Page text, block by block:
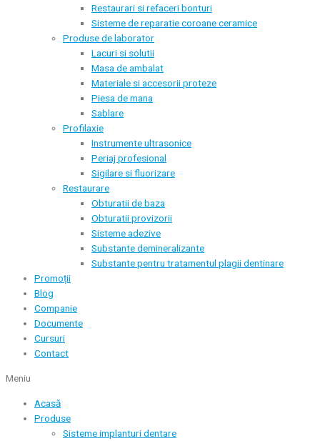
Restaurari si refaceri bonturi
Sisteme de reparatie coroane ceramice
Produse de laborator
Lacuri si solutii
Masa de ambalat
Materiale si accesorii proteze
Piesa de mana
Sablare
Profilaxie
Instrumente ultrasonice
Periaj profesional
Sigilare si fluorizare
Restaurare
Obturatii de baza
Obturatii provizorii
Sisteme adezive
Substante demineralizante
Substante pentru tratamentul plagii dentinare
Promoții
Blog
Companie
Documente
Cursuri
Contact
Meniu
Acasă
Produse
Sisteme implanturi dentare